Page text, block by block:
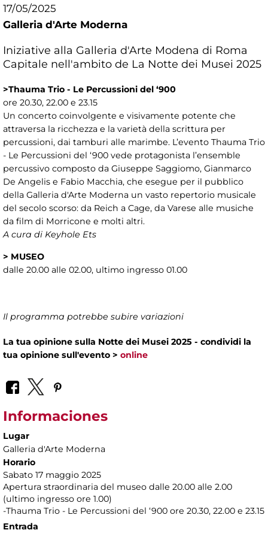
17/05/2025
Galleria d'Arte Moderna
Iniziative alla Galleria d'Arte Modena di Roma
Capitale nell'ambito de La Notte dei Musei 2025
>Thauma Trio - Le Percussioni del ‘900
ore 20.30, 22.00 e 23.15
Un concerto coinvolgente e visivamente potente che
attraversa la ricchezza e la varietà della scrittura per
percussioni, dai tamburi alle marimbe. L’evento Thauma Trio
- Le Percussioni del ‘900 vede protagonista l’ensemble
percussivo composto da Giuseppe Saggiomo, Gianmarco
De Angelis e Fabio Macchia, che esegue per il pubblico
della Galleria d'Arte Moderna un vasto repertorio musicale
del secolo scorso: da Reich a Cage, da Varese alle musiche
da film di Morricone e molti altri.
A cura di Keyhole Ets
> MUSEO
dalle 20.00 alle 02.00, ultimo ingresso 01.00
Il programma potrebbe subire variazioni
La tua opinione sulla Notte dei Musei 2025 - condividi la
tua opinione sull'evento > online
Informaciones
Lugar
Galleria d'Arte Moderna
Horario
Sabato 17 maggio 2025
Apertura straordinaria del museo dalle 20.00 alle 2.00
(ultimo ingresso ore 1.00)
-Thauma Trio - Le Percussioni del ‘900 ore 20.30, 22.00 e 23.15
Entrada